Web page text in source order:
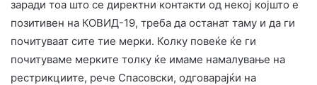
заради тоа што се директни контакти од некој којшто е
позитивен на КОВИД-19, треба да останат таму и да ги
почитуваат сите тие мерки. Колку повеќе ќе ги
почитуваме мерките толку ќе имаме намалување на
рестрикциите, рече Спасовски, одговарајќи на